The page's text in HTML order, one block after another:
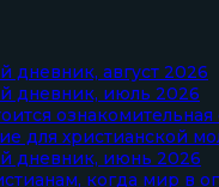
дневник, август 2026
дневник, июль 2026
для христианской
дневник, июнь 2026
когда мир в